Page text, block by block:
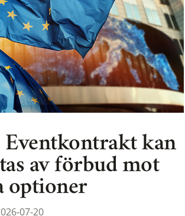
Eventkontrakt kan
av förbud mot
optioner
07-20